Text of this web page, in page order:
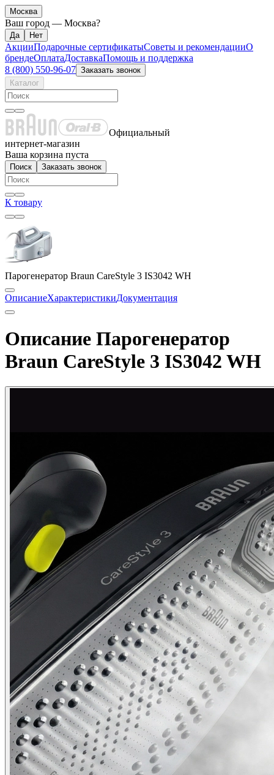
Москва
Ваш город — Москва?
АкцииПодарочные сертификатыСоветы и рекомендацииО
брендеОплатаДоставкаПомощь и поддержка
8 (800) 550-96-07 Заказать звонок
Каталог
Официальный
интернет-магазин
Ваша корзина пуста
Поиск Заказать звонок
К товару
Парогенератор Braun CareStyle 3 IS3042 WH
ОписаниеХарактеристикиДокументация
Описание Парогенератор
Braun CareStyle 3 IS3042 WH